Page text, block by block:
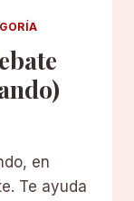
en
Te ayuda